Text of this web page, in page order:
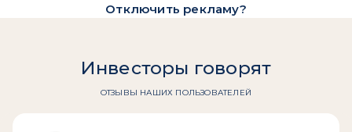
Отключить рекламу?
Инвесторы говорят
ОТЗЫВЫ НАШИХ ПОЛЬЗОВАТЕЛЕЙ